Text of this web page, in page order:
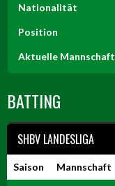
Nationalität
Position
Aktuelle Mannschaft
BATTING
SHBV LANDESLIGA
Saison Mannschaft